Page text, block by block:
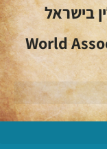
בישראל
World